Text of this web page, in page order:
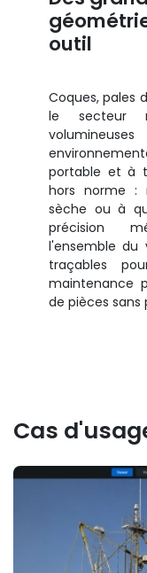
outil
Coques, pales
le secteur
portable et à
hors norme :
sèche ou à
précision
l'ensemble du
traçables
maintenance
de pièces sans
Cas